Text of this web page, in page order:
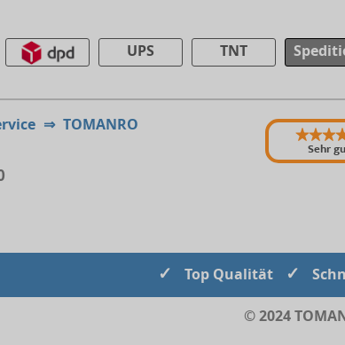
UPS
TNT
⇒ TOMANRO
Sehr
✓ Top Qualität ✓
© 2024